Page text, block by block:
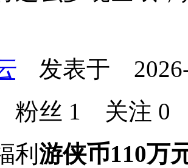
发表于 2026-
丝 1 关注 0
利 游侠币110万